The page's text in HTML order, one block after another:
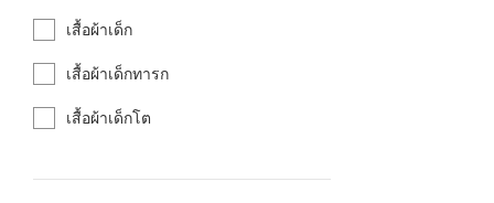
เสื้อผ้าเด็ก
เสื้อผ้าเด็กทารก
เสื้อผ้าเด็กโต